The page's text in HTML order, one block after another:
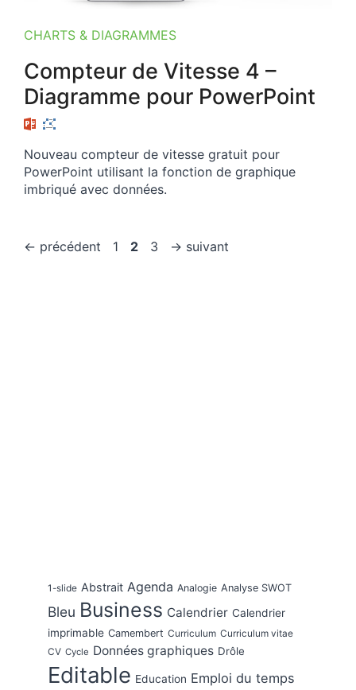
CHARTS & DIAGRAMMES
Compteur de Vitesse 4 –
Diagramme pour PowerPoint
Nouveau compteur de vitesse gratuit pour
PowerPoint utilisant la fonction de graphique
imbriqué avec données.
← précédent Page
1 Page
2 Page
3 → suivant
1-slide Abstrait Agenda Analogie Analyse SWOT
Bleu Business Calendrier Calendrier
imprimable Camembert Curriculum Curriculum vitae
CV Cycle Données graphiques Drôle
Editable Education Emploi du temps